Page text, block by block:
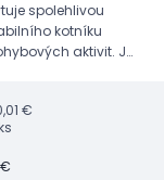
spolehlivou
kotníku
aktivit. Je
€
€